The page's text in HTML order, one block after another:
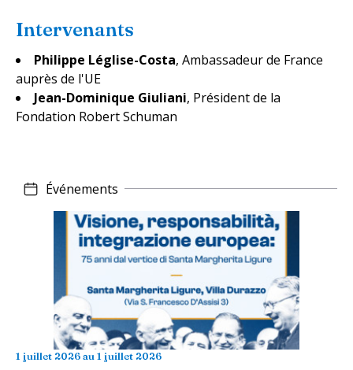
Intervenants
Philippe Léglise-Costa, Ambassadeur de France
auprès de l'UE
Jean-Dominique Giuliani, Président de la
Fondation Robert Schuman
Événements
1 juillet 2026 au 1 juillet 2026